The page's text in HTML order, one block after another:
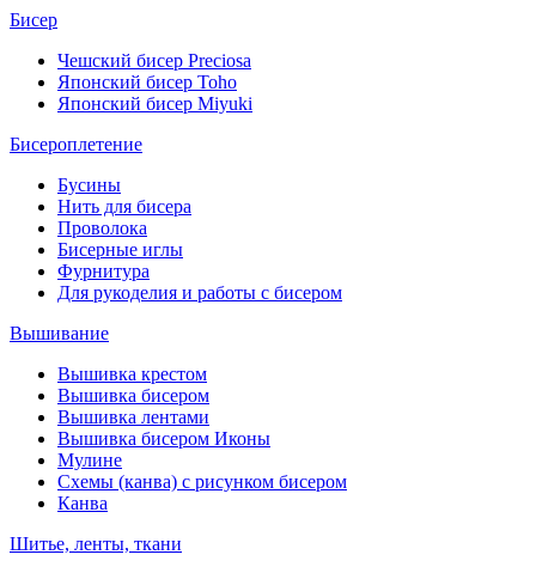
Бисер
Чешский бисер Preciosa
Японский бисер Toho
Японский бисер Miyuki
Бисероплетение
Бусины
Нить для бисера
Проволока
Бисерные иглы
Фурнитура
Для рукоделия и работы с бисером
Вышивание
Вышивка крестом
Вышивка бисером
Вышивка лентами
Вышивка бисером Иконы
Мулине
Схемы (канва) с рисунком бисером
Канва
Шитье, ленты, ткани